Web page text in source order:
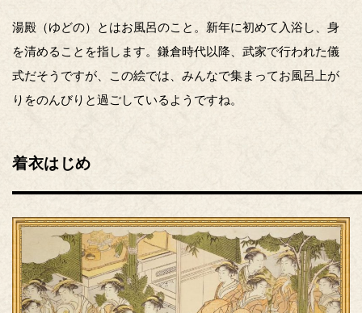
湯殿（ゆどの）とはお風呂のこと。新年に初めて入浴し、身
を清めることを指します。鎌倉時代以降、武家で行われた儀
式だそうですが、この絵では、みんなで集まってお風呂上が
りをのんびりと過ごしているようですね。
着衣はじめ